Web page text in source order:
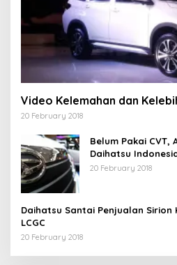
Video Kelemahan dan
20 February 2018
Belum Pakai
Daihatsu
20 February 2018
Daihatsu Santai Penjualan
LCGC
20 February 2018